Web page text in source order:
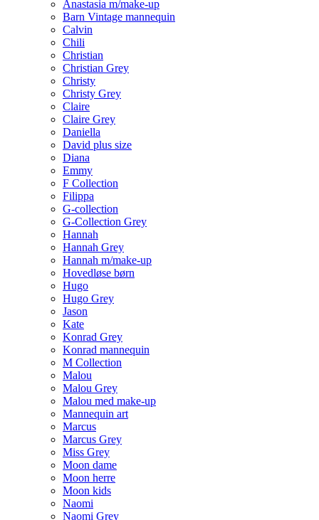
Anastasia m/make-up
Barn Vintage mannequin
Calvin
Chili
Christian
Christian Grey
Christy
Christy Grey
Claire
Claire Grey
Daniella
David plus size
Diana
Emmy
F Collection
Filippa
G-collection
G-Collection Grey
Hannah
Hannah Grey
Hannah m/make-up
Hovedløse børn
Hugo
Hugo Grey
Jason
Kate
Konrad Grey
Konrad mannequin
M Collection
Malou
Malou Grey
Malou med make-up
Mannequin art
Marcus
Marcus Grey
Miss Grey
Moon dame
Moon herre
Moon kids
Naomi
Naomi Grey